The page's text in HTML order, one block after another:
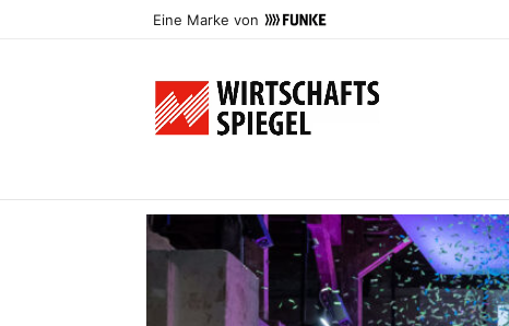
Eine Marke von